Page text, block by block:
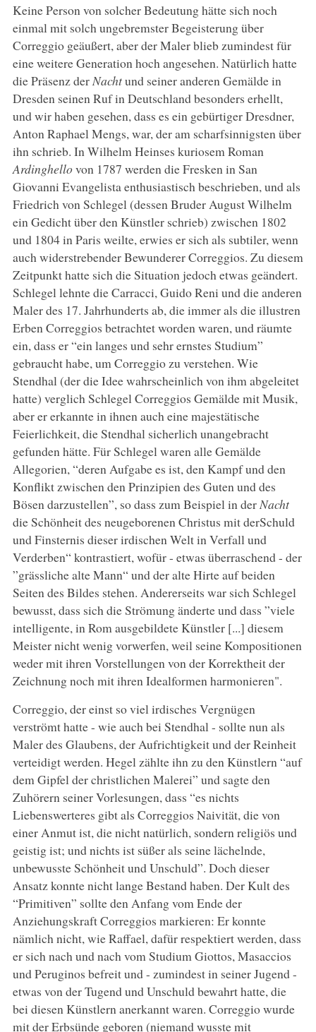
Keine Person von solcher Bedeutung hätte sich noch
einmal mit solch ungebremster Begeisterung über
Correggio geäußert, aber der Maler blieb zumindest für
eine weitere Generation hoch angesehen. Natürlich hatte
die Präsenz derNachtund seiner anderen Gemälde in
Dresden seinen Ruf in Deutschland besonders erhellt,
und wir haben gesehen, dass es ein gebürtiger Dresdner,
Anton Raphael Mengs, war, der am scharfsinnigsten über
ihn schrieb. In Wilhelm Heinses kuriosem Roman
Ardinghellovon 1787 werden die Fresken in San
Giovanni Evangelista enthusiastisch beschrieben, und als
Friedrich von Schlegel (dessen Bruder August Wilhelm
ein Gedicht über den Künstler schrieb) zwischen 1802
und 1804 in Paris weilte, erwies er sich als subtiler, wenn
auch widerstrebender Bewunderer Correggios. Zu diesem
Zeitpunkt hatte sich die Situation jedoch etwas geändert.
Schlegel lehnte die Carracci, Guido Reni und die anderen
Maler des 17. Jahrhunderts ab, die immer als die illustren
Erben Correggios betrachtet worden waren, und räumte
ein, dass er “ein langes und sehr ernstes Studium”
gebraucht habe, um Correggio zu verstehen. Wie
Stendhal (der die Idee wahrscheinlich von ihm abgeleitet
hatte) verglich Schlegel Correggios Gemälde mit Musik,
aber er erkannte in ihnen auch eine majestätische
Feierlichkeit, die Stendhal sicherlich unangebracht
gefunden hätte. Für Schlegel waren alle Gemälde
Allegorien, “deren Aufgabe es ist, den Kampf und den
Konflikt zwischen den Prinzipien des Guten und des
Bösen darzustellen”, so dass zum Beispiel in derNacht
die Schönheit des neugeborenen Christus mit derSchuld
und Finsternis dieser irdischen Welt in Verfall und
Verderben“ kontrastiert, wofür - etwas überraschend - der
”grässliche alte Mann“ und der alte Hirte auf beiden
Seiten des Bildes stehen. Andererseits war sich Schlegel
bewusst, dass sich die Strömung änderte und dass ”viele
intelligente, in Rom ausgebildete Künstler [...] diesem
Meister nicht wenig vorwerfen, weil seine Kompositionen
weder mit ihren Vorstellungen von der Korrektheit der
Zeichnung noch mit ihren Idealformen harmonieren".
Correggio, der einst so viel irdisches Vergnügen
verströmt hatte - wie auch bei Stendhal - sollte nun als
Maler des Glaubens, der Aufrichtigkeit und der Reinheit
verteidigt werden. Hegel zählte ihn zu den Künstlern “auf
dem Gipfel der christlichen Malerei” und sagte den
Zuhörern seiner Vorlesungen, dass “es nichts
Liebenswerteres gibt als Correggios Naivität, die von
einer Anmut ist, die nicht natürlich, sondern religiös und
geistig ist; und nichts ist süßer als seine lächelnde,
unbewusste Schönheit und Unschuld”. Doch dieser
Ansatz konnte nicht lange Bestand haben. Der Kult des
“Primitiven” sollte den Anfang vom Ende der
Anziehungskraft Correggios markieren: Er konnte
nämlich nicht, wie Raffael, dafür respektiert werden, dass
er sich nach und nach vom Studium Giottos, Masaccios
und Peruginos befreit und - zumindest in seiner Jugend -
etwas von der Tugend und Unschuld bewahrt hatte, die
bei diesen Künstlern anerkannt waren. Correggio wurde
mit der Erbsünde geboren (niemand wusste mit